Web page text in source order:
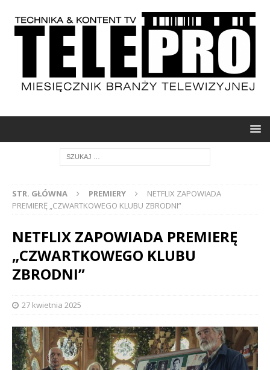
STR. GŁÓWNA PREMIERY
NETFLIX ZAPOWIADA
PREMIERĘ „CZWARTKOWEGO KLUBU ZBRODNI”
NETFLIX ZAPOWIADA PREMIERĘ
„CZWARTKOWEGO KLUBU
ZBRODNI”
27 kwietnia 2025